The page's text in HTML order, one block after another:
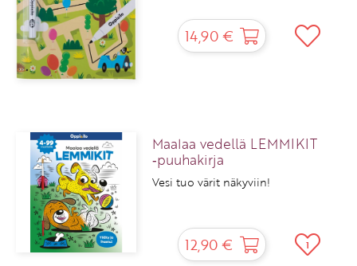
14,90 €
Maalaa vedellä LEMMIKIT
‑puuhakirja
Vesi tuo värit näkyviin!
12,90 € 1